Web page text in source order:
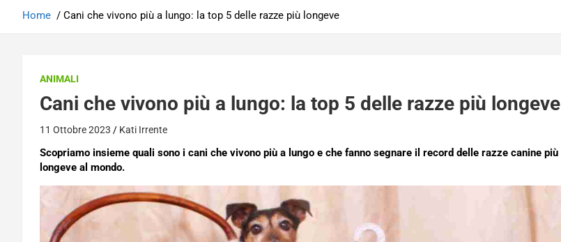
Home Cani che vivono più a lungo: la top 5 delle razze più longeve
ANIMALI
Cani che vivono più a lungo: la top 5 delle razze più longeve
11 Ottobre 2023 Kati Irrente
Scopriamo insieme quali sono i cani che vivono più a lungo e che fanno segnare il record delle razze canine più
longeve al mondo.